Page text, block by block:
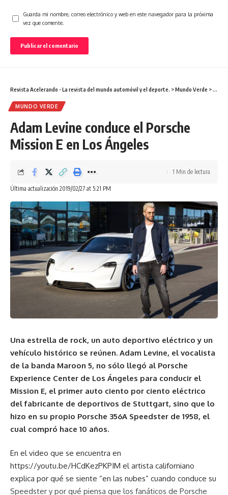
Guarda mi nombre, correo electrónico y web en este navegador para la próxima
vez que comente.
Revista Acelerando - La revista del mundo automóvil y el deporte. >Mundo Verde >
MUNDO VERDE
Adam Levine conduce el Porsche
Mission E en Los Ángeles
Última actualización 2019/02/27 at 5:21 PM
1 Min de lectura
Una estrella de rock, un auto deportivo eléctrico y un
vehículo histórico se reúnen. Adam Levine, el vocalista
de la banda Maroon 5, no sólo llegó al Porsche
Experience Center de Los Ángeles para conducir el
Mission E, el primer auto ciento por ciento eléctrico
del fabricante de deportivos de Stuttgart, sino que lo
hizo en su propio Porsche 356A Speedster de 1958, el
cual compró hace 10 años.
En el video que se encuentra en
https://youtu.be/HCdKezPKPIM el artista californiano
explica por qué se siente “en las nubes” cuando conduce su
Speedster y por qué piensa que los fanáticos de Porsche